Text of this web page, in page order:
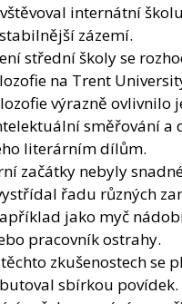
internátní
zázemí.
střední školy se
na Trent
výrazně ovlivnilo
směřování a
literárním dílům.
začátky nebyly
řadu různých
jako myč
pracovník ostrahy.
zkušenostech se
sbírkou povídek.